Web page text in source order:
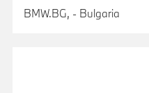
BMW.BG, - Bulgaria